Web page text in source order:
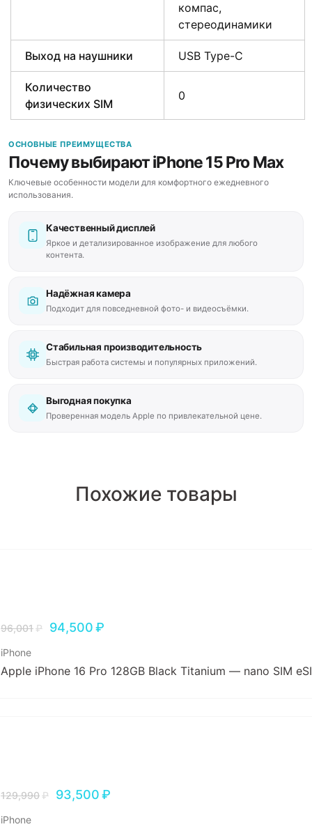
компас,
стереодинамики
Выход на наушники USB Type-C
Количество
физических SIM
0
ОСНОВНЫЕ ПРЕИМУЩЕСТВА
Почему выбирают iPhone 15 Pro Max
Ключевые особенности модели для комфортного ежедневного
использования.
Качественный дисплей
Яркое и детализированное изображение для любого
контента.
Надёжная камера
Подходит для повседневной фото- и видеосъёмки.
Стабильная производительность
Быстрая работа системы и популярных приложений.
Выгодная покупка
Проверенная модель Apple по привлекательной цене.
Похожие товары
96,001₽ 94,500₽
iPhone
Apple iPhone 16 Pro 128GB Black Titanium — nano SIM
129,990₽ 93,500₽
iPhone